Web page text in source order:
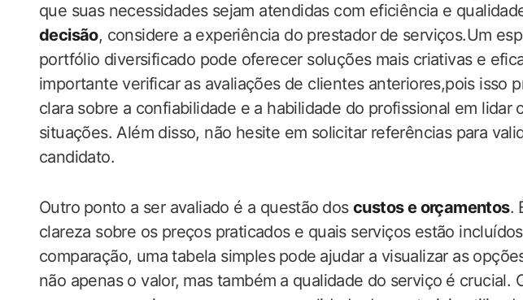
que suas necessidades sejam atendidas com‍ eficiência e
decisão, considere a experiência do prestador⁣ de serviços.Um
portfólio diversificado pode​ oferecer soluções mais criativas e
importante​ verificar as avaliações de clientes​ anteriores,pois isso
clara sobre a confiabilidade e a habilidade do profissional em lidar
situações. Além disso, não hesite em solicitar referências para
candidato.
Outro ⁢ponto a‍ ser avaliado é a ‍questão ⁤dos custos e orçamentos.⁤
clareza sobre ​os preços praticados e quais serviços estão
comparação, uma tabela simples⁢ pode ⁤ajudar a visualizar​ as‍
não apenas o valor,⁤ mas ‌também⁢ a‍ qualidade do ⁢serviço⁢ é crucial.